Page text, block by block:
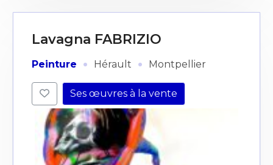
Lavagna FABRIZIO
Peinture · Hérault · Montpellier
Ses œuvres à la vente